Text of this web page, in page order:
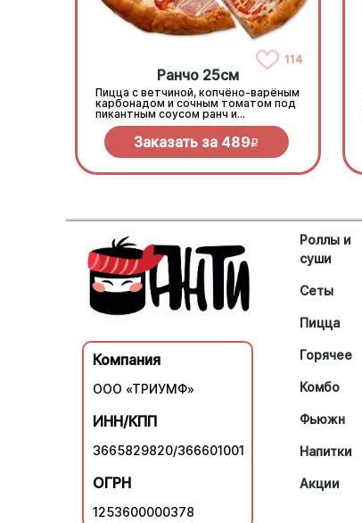
114
Ранчо 25см
Пицца с ветчиной, копчёно-варёным
карбонадом и сочным томатом под
пикантным соусом ранч и
моцареллой
Заказать за 489R
Компания
ООО «ТРИУМФ»
ИНН/КПП
3665829820/366601001
ОГРН
1253600000378
Роллы и
суши
Сеты
Пицца
Горячее
Комбо
Фьюжн
Напитки
Акции